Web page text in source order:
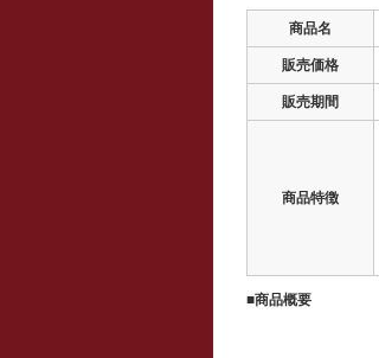
商品名
販売価格
販売期間
商品特徴
■商品概要